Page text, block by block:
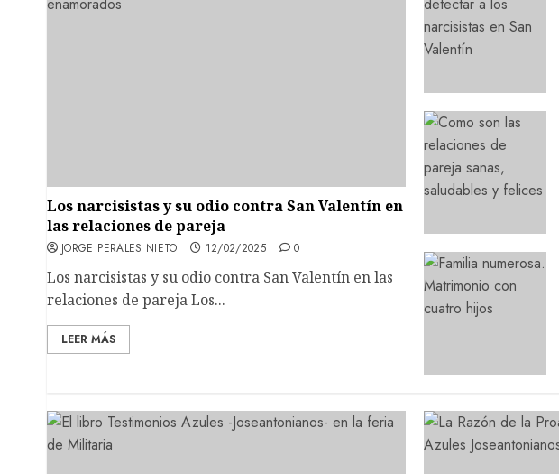
Los narcisistas y su odio contra San Valentín en
las relaciones de pareja
JORGE PERALES NIETO 12/02/2025 0
Los narcisistas y su odio contra San Valentín en las
relaciones de pareja Los...
LEER MÁS